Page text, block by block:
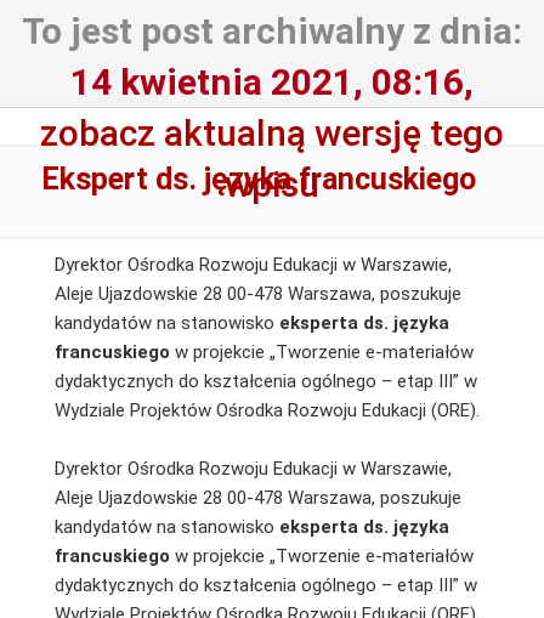
To jest post archiwalny z dnia:
14 kwietnia 2021, 08:16,
zobacz aktualną wersję tego
wpisu
Ekspert ds. języka francuskiego
Dyrektor Ośrodka Rozwoju Edukacji w Warszawie,
Aleje Ujazdowskie 28 00-478 Warszawa, poszukuje
kandydatów na stanowisko eksperta ds. języka
francuskiego w projekcie „Tworzenie e-materiałów
dydaktycznych do kształcenia ogólnego – etap III” w
Wydziale Projektów Ośrodka Rozwoju Edukacji (ORE).
Dyrektor Ośrodka Rozwoju Edukacji w Warszawie,
Aleje Ujazdowskie 28 00-478 Warszawa, poszukuje
kandydatów na stanowisko eksperta ds. języka
francuskiego w projekcie „Tworzenie e-materiałów
dydaktycznych do kształcenia ogólnego – etap III” w